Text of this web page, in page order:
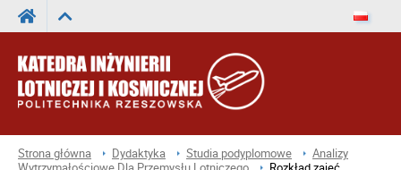
Strona główna Dydaktyka Studia podyplomowe
Analizy